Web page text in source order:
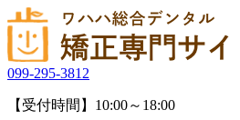
099-295-3812
【受付時間】10:00～18:00